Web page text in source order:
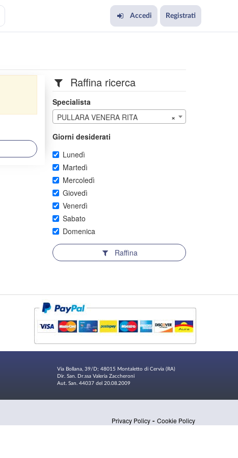
Accedi Registrati
Raffina ricerca
Specialista
×
PULLARA VENERA RITA
Giorni desiderati
Lunedì
Martedì
Mercoledì
Giovedì
Venerdì
Sabato
Domenica
Raffina
Via Bollana, 39/D; 48015 Montaletto di Cervia (RA)
Dir. San. Dr.ssa Valeria Zaccheroni
Aut. San. 44037 del 20.08.2009
Privacy Policy -Cookie Policy